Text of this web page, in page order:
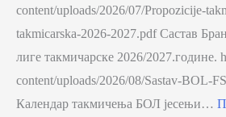
content/uploads/2026/07/Propozicije-
takmicarska-2026-2027.pdf Састав
лиге такмичарске 2026/2027.године.
content/uploads/2026/08/Sastav-BOL-
Календар такмичења БОЛ јесењи…